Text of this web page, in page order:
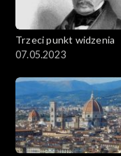
Trzeci punkt widzenia
07.05.2023